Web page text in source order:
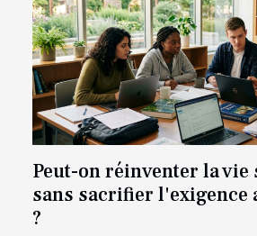
Peut-on réinventer la vie
sans sacrifier l'exigence
?